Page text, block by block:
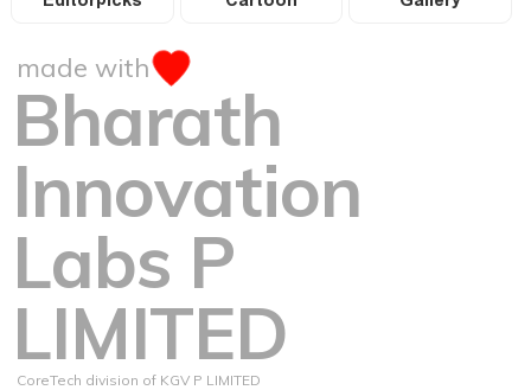
made with
Bharath
Innovation
Labs P
LIMITED
CoreTech division of KGV P LIMITED